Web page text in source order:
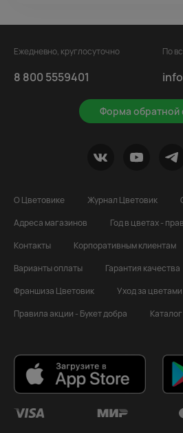
Ежедневно, круглосуточно
8 800 5559401
Форма обратной
По
О Цветовике Журнал Цветовик
Адреса магазинов
Год в цветах -
Контакты
Корпоративным клиентам
Варианты оплаты
Гарантия качества
Франшиза Цветовик
Уход за цветами
Правила акции - Букет добра
Каталог